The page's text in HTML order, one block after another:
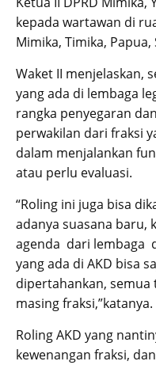
kepada wartawan di
Mimika, Timika,
Waket II menjelaskan,
yang ada di lembaga
rangka penyegaran
perwakilan dari fraksi
dalam menjalankan
atau perlu evaluasi.
“Roling ini juga bisa
adanya suasana baru,
agenda dari lembaga
yang ada di AKD bisa
dipertahankan,
masing fraksi,”katanya.
Roling AKD yang
kewenangan fraksi,